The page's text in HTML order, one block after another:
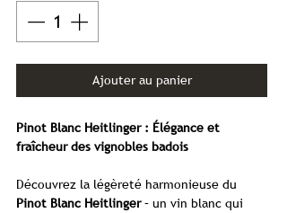
Ajouter au panier
Pinot Blanc Heitlinger : Élégance et
fraîcheur des vignobles badois
Découvrez la légèreté harmonieuse du
Pinot Blanc Heitlinger– un vin blanc qui